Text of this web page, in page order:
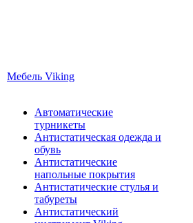
Мебель Viking
Автоматические
турникеты
Антистатическая одежда и
обувь
Антистатические
напольные покрытия
Антистатические стулья и
табуреты
Антистатический